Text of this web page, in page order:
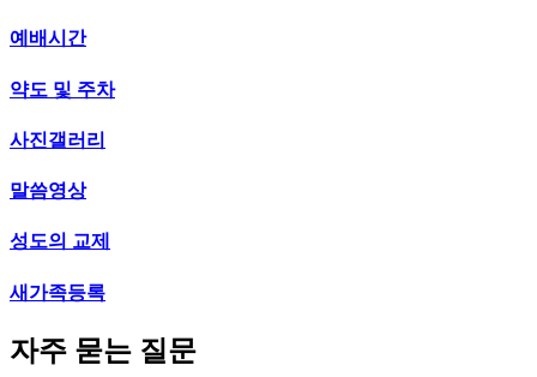
예배시간
약도 및 주차
사진갤러리
말씀영상
성도의 교제
새가족등록
자주 묻는 질문